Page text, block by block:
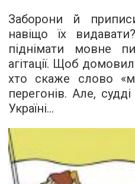
Заборони й
навіщо їх
піднімати мовне
агітації. Щоб
хто скаже слово
перегонів. Але,
Україні...